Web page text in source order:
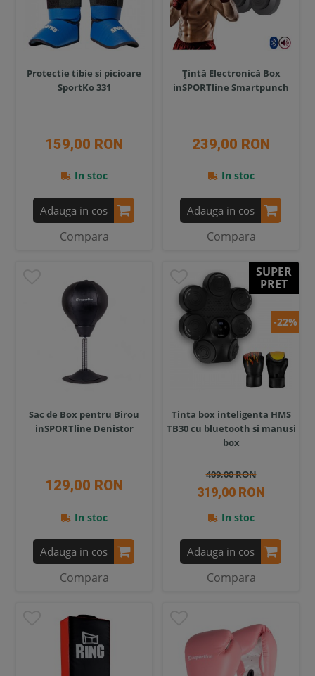
Protectie tibie si picioare
SportKo 331
159,00 RON
In stoc
Adauga in cos
Compara
Ţintă Electronică Box
inSPORTline Smartpunch
239,00 RON
In stoc
Adauga in cos
Compara
Sac de Box pentru Birou
inSPORTline Denistor
129,00 RON
In stoc
Adauga in cos
Compara
SUPER
PRET
-22%
Tinta box inteligenta HMS
TB30 cu bluetooth si manusi
box
409,00 RON
319,00 RON
In stoc
Adauga in cos
Compara